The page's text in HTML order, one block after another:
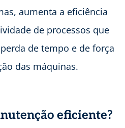
aumenta a eficiência
de processos que
de tempo e de força
das máquinas.
eficiente?